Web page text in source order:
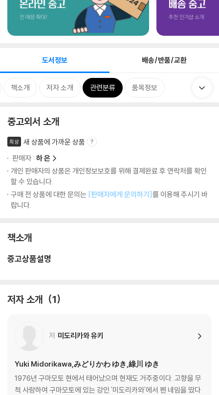
도서정보 배송/반품/교환
책소개 저자 소개 관련분류 품목정보
중고외서 소개
최상
새 상품에 가까운 상품
판매자 : 하 은
개인 판매자의 상품은 개인정보보호를 위해 결제완료 후 연락처를 확인
할 수 있습니다.
구매 전 상품에 대한 문의는 [판매자에게 문의하기]를 이용해 주시기 바
랍니다.
책소개
중고상품설명
저자 소개 1
저 미도리카와 유키
Yuki Midorikawa,みどりかわ ゆき,綠川 ゆき
1976년 구마모토 현에서 태어났으며 현재도 거주중이다. 고향을 무
척 사랑하여 구마모토에 있는 강인 '미도리카와'에서 펜 네임을 땄다